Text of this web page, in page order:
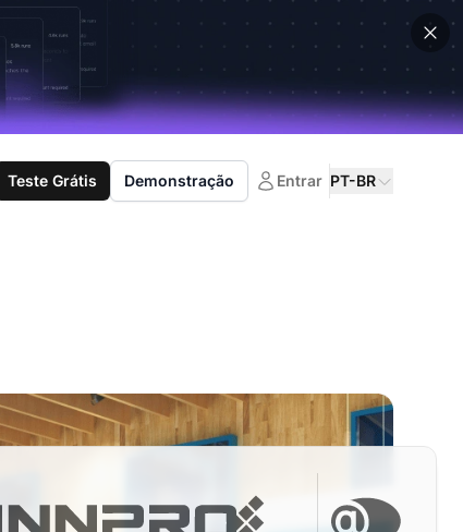
Teste Grátis Demonstração Entrar PT-BR